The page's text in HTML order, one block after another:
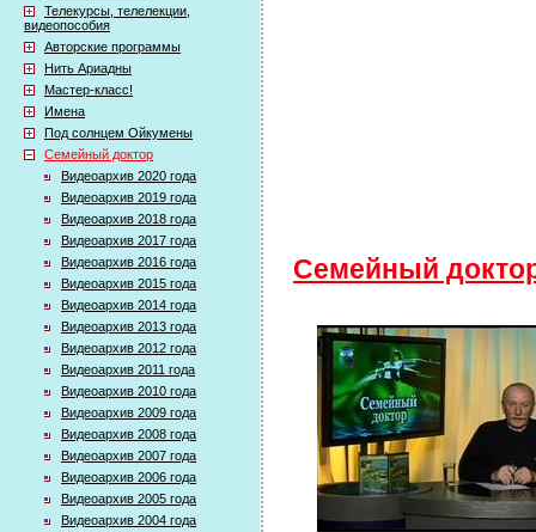
Телекурсы, телелекции,
видеопособия
Авторские программы
Нить Ариадны
Мастер-класс!
Имена
Под солнцем Ойкумены
Семейный доктор
Видеоархив 2020 года
Видеоархив 2019 года
Видеоархив 2018 года
Видеоархив 2017 года
Видеоархив 2016 года
Видеоархив 2015 года
Видеоархив 2014 года
Видеоархив 2013 года
Видеоархив 2012 года
Видеоархив 2011 года
Видеоархив 2010 года
Видеоархив 2009 года
Видеоархив 2008 года
Видеоархив 2007 года
Видеоархив 2006 года
Видеоархив 2005 года
Видеоархив 2004 года
Семейный